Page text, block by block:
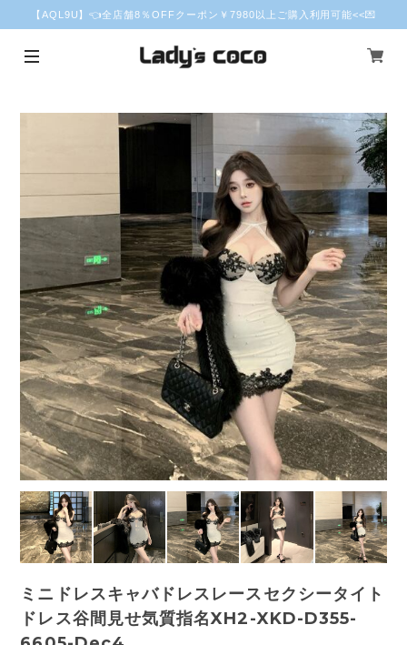
【AQL9U】👈全店舗8％OFFクーポン￥7980以上ご購入利用可能<<💌
ミニドレスキャバドレスレースセクシータイト
ドレス谷間見せ気質指名XH2-XKD-D355-